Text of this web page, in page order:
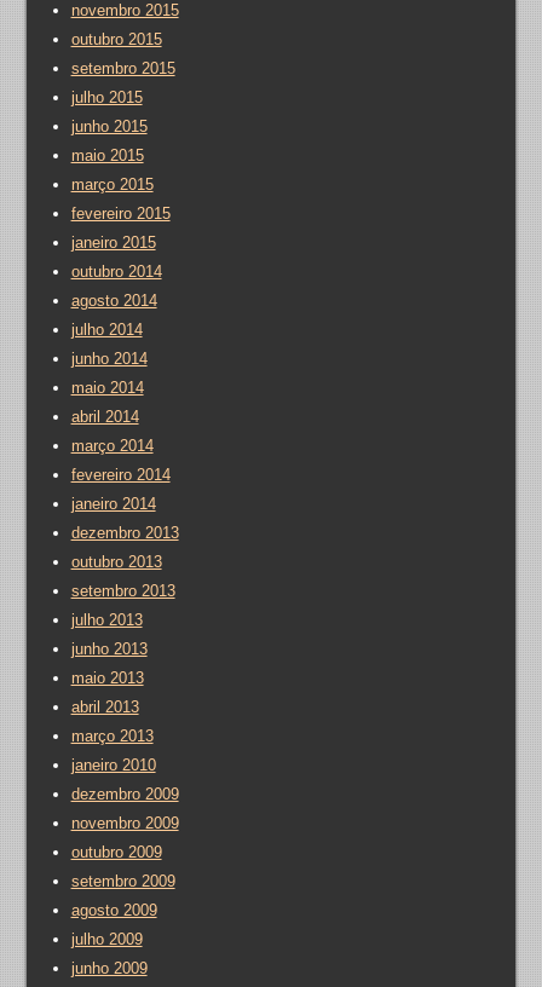
novembro 2015
outubro 2015
setembro 2015
julho 2015
junho 2015
maio 2015
março 2015
fevereiro 2015
janeiro 2015
outubro 2014
agosto 2014
julho 2014
junho 2014
maio 2014
abril 2014
março 2014
fevereiro 2014
janeiro 2014
dezembro 2013
outubro 2013
setembro 2013
julho 2013
junho 2013
maio 2013
abril 2013
março 2013
janeiro 2010
dezembro 2009
novembro 2009
outubro 2009
setembro 2009
agosto 2009
julho 2009
junho 2009